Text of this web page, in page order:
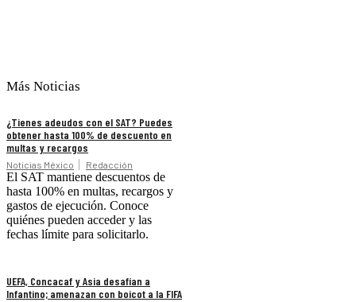
Más Noticias
¿Tienes adeudos con el SAT? Puedes
obtener hasta 100% de descuento en
multas y recargos
Noticias México Redacción
El SAT mantiene descuentos de
hasta 100% en multas, recargos y
gastos de ejecución. Conoce
quiénes pueden acceder y las
fechas límite para solicitarlo.
UEFA, Concacaf y Asia desafían a
Infantino; amenazan con boicot a la FIFA